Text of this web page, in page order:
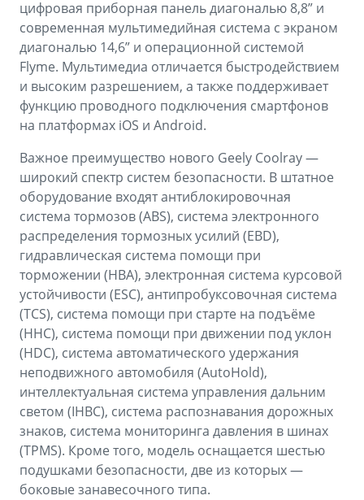
цифровая приборная панель диагональю 8,8” и
современная мультимедийная система с экраном
диагональю 14,6” и операционной системой
Flyme. Мультимедиа отличается быстродействием
и высоким разрешением, а также поддерживает
функцию проводного подключения смартфонов
на платформах iOS и Android.
Важное преимущество нового Geely Coolray —
широкий спектр систем безопасности. В штатное
оборудование входят антиблокировочная
система тормозов (ABS), система электронного
распределения тормозных усилий (EBD),
гидравлическая система помощи при
торможении (HBA), электронная система курсовой
устойчивости (ESС), антипробуксовочная система
(TCS), система помощи при старте на подъёме
(HHC), система помощи при движении под уклон
(HDC), система автоматического удержания
неподвижного автомобиля (AutoHold),
интеллектуальная система управления дальним
светом (IHBC), система распознавания дорожных
знаков, система мониторинга давления в шинах
(TPMS). Кроме того, модель оснащается шестью
подушками безопасности, две из которых —
боковые занавесочного типа.